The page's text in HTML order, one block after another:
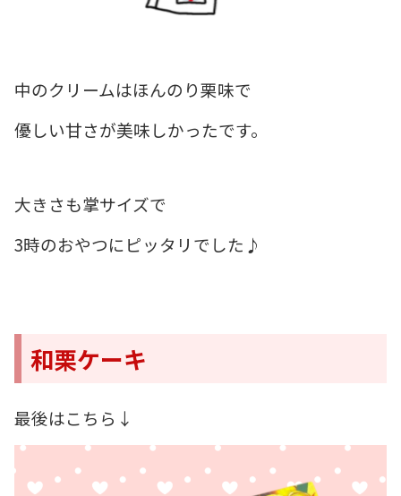
中のクリームはほんのり栗味で
優しい甘さが美味しかったです。
大きさも掌サイズで
3時のおやつにピッタリでした♪
和栗ケーキ
最後はこちら↓